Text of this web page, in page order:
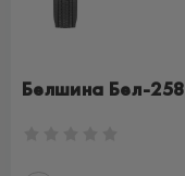
Белшина Бел-258